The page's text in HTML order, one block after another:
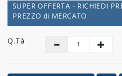
SUPER OFFERTA - RICHIEDI
PREZZO di MERCATO
Q.tà